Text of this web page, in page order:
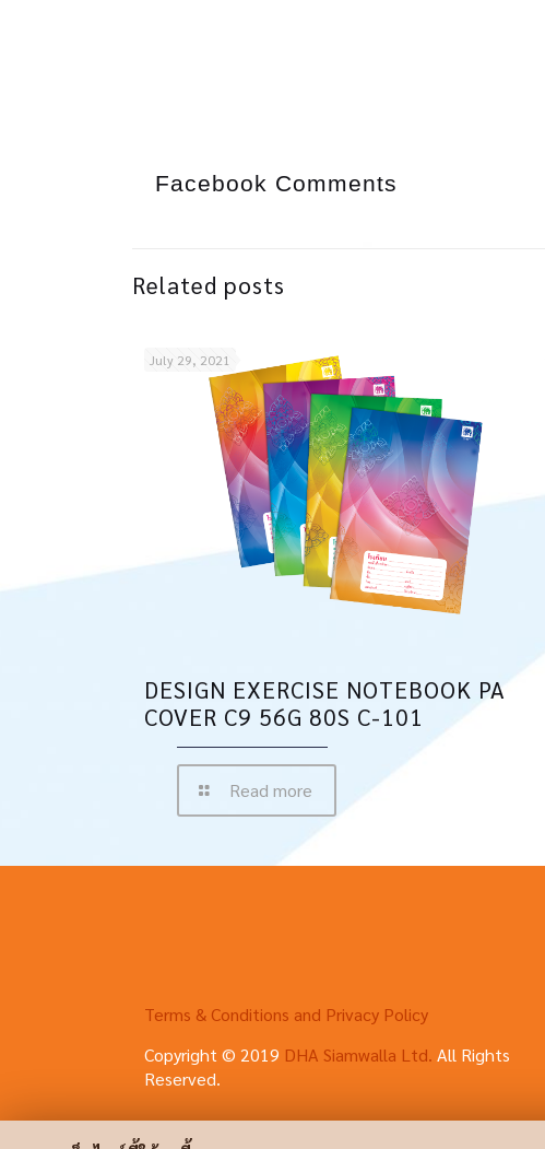
Facebook Comments
Related posts
July 29, 2021
DESIGN EXERCISE NOTEBOOK PA
COVER C9 56G 80S C-101
Read more
Terms & Conditions and Privacy Policy
Copyright © 2019 DHA Siamwalla Ltd. All Rights
Reserved.